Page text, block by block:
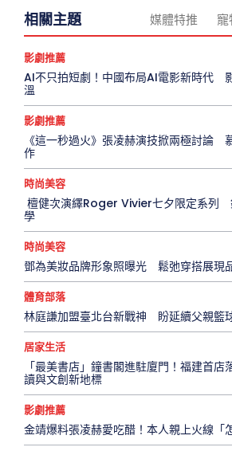
相關主題 媒體特推 寵
影劇推薦
AI不只拍短劇！中國布局AI電影新時代
溫
影劇推薦
《這一秒過火》張凌赫演技掀兩極討論
作
時尚美容
檀健次演繹Roger Vivier七夕限定系列
學
時尚美容
鄧為美妝品牌形象照曝光 鬆弛穿搭展現
體育部落
林庭謙加盟臺北台新戰神 盼延續父親籃
居家生活
「最美書店」鐘書閣進駐廈門！福建首
讀與文創新地標
影劇推薦
金靖爆料張凌赫愛吃醋！本人親上火線「